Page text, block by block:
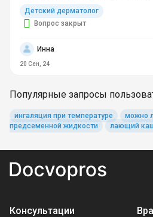
Детский дерматолог
Вопрос закрыт
Инна
20 Сен, 24
Популярные запросы
ингаляция при температуре
можно
предсеменной жидкости
лающий
Консультации